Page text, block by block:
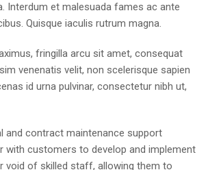
Interdum et malesuada fames ac ante
Quisque iaculis rutrum magna.
fringilla arcu sit amet, consequat
venenatis velit, non scelerisque sapien
id urna pulvinar, consectetur nibh ut,
and contract maintenance support
with customers to develop and implement
void of skilled staff, allowing them to